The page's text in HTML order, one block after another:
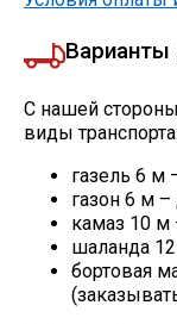
Варианты
С нашей
виды транспорта:
газель 6 м
газон 6 м –
камаз 10 м
шаланда
бортовая